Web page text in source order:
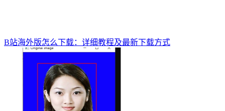
B站海外版怎么下载：详细教程及最新下载方式